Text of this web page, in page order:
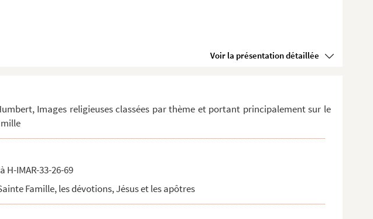
Voir la présentation détaillée
Images religieuses classées par thème et portant principalement sur le
H-IMAR-33-26-69
Famille, les dévotions, Jésus et les apôtres